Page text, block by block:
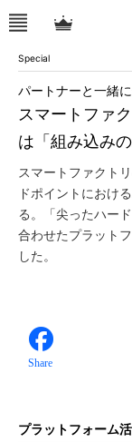
Special
スマートファ
は「組み込みの
パートナーと一緒
スマートファクト
ドポイントにおけ
る。「尖ったハー
合わせたプラット
した。
Share
プラットフォーム